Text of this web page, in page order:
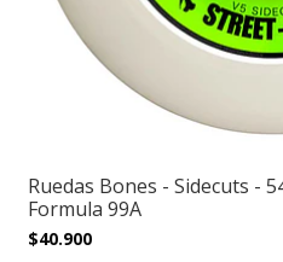
Ruedas Bones - Sidecuts -
Formula 99A
$40.900